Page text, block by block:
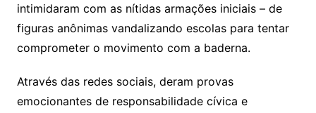
intimidaram com as nítidas armações iniciais – de
figuras anônimas vandalizando escolas para tentar
comprometer o movimento com a baderna.
Através das redes sociais, deram provas
emocionantes de responsabilidade cívica e